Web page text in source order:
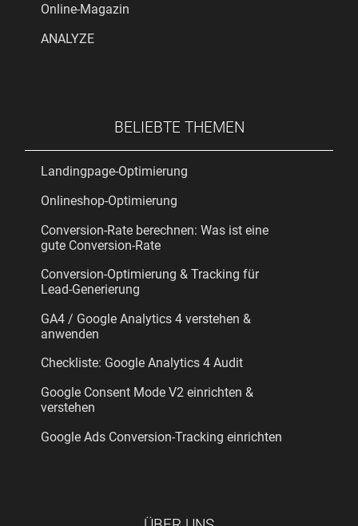
Online-Magazin
ANALYZE
BELIEBTE THEMEN
Landingpage-Optimierung
Onlineshop-Optimierung
Conversion-Rate berechnen: Was ist eine
gute Conversion-Rate
Conversion-Optimierung & Tracking für
Lead-Generierung
GA4 / Google Analytics 4 verstehen &
anwenden
Checkliste: Google Analytics 4 Audit
Google Consent Mode V2 einrichten &
verstehen
Google Ads Conversion-Tracking einrichten